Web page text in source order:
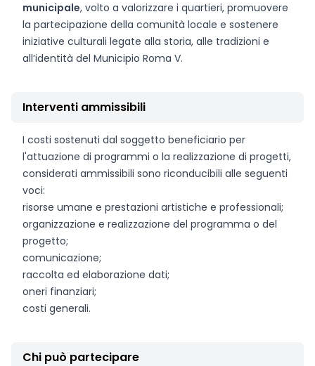
municipale, volto a valorizzare i quartieri, promuovere
la partecipazione della comunità locale e sostenere
iniziative culturali legate alla storia, alle tradizioni e
all’identità del Municipio Roma V.
Interventi ammissibili
I costi sostenuti dal soggetto beneficiario per
l'attuazione di programmi o la realizzazione di progetti,
considerati ammissibili sono riconducibili alle seguenti
voci:
risorse umane e prestazioni artistiche e professionali;
organizzazione e realizzazione del programma o del
progetto;
comunicazione;
raccolta ed elaborazione dati;
oneri finanziari;
costi generali.
Chi può partecipare